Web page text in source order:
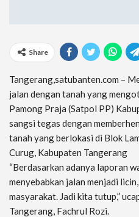
Share
Tangerang,satubanten.com –
jalan dengan tanah yang
Pamong Praja (Satpol PP)
sangsi tegas dengan
tanah yang berlokasi di Blok
Curug, Kabupaten Tangerang
“Berdasarkan adanya laporan
menyebabkan jalan menjadi
masyarakat. Jadi kita tutup,”
Tangerang, Fachrul Rozi.